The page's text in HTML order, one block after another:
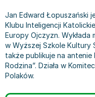
Książki do matematyki
Książki medyczne
Książki do nauk
Technika, inżynieria,
nauki ścisłe
Książki do nauki
Książki do nauki
Kreatywne i
Literatura dla dzieci 6-
Poznawanie świata dla
Książki: Hobby -
Książki: Moda, uroda,
Książki pamiątkowe
Pozostałe książki
Konrad Gaca
Jerzy Zięba
Jodi Picoult
Dorota Terakowska
Abbi Glines
Jan Edward Łopuszański
Klubu Inteligencji
Europy Ojczyzn.
w Wyższej Szkole Kultury
także publikuje na antenie
Rodzina”. Działa w
Polaków.